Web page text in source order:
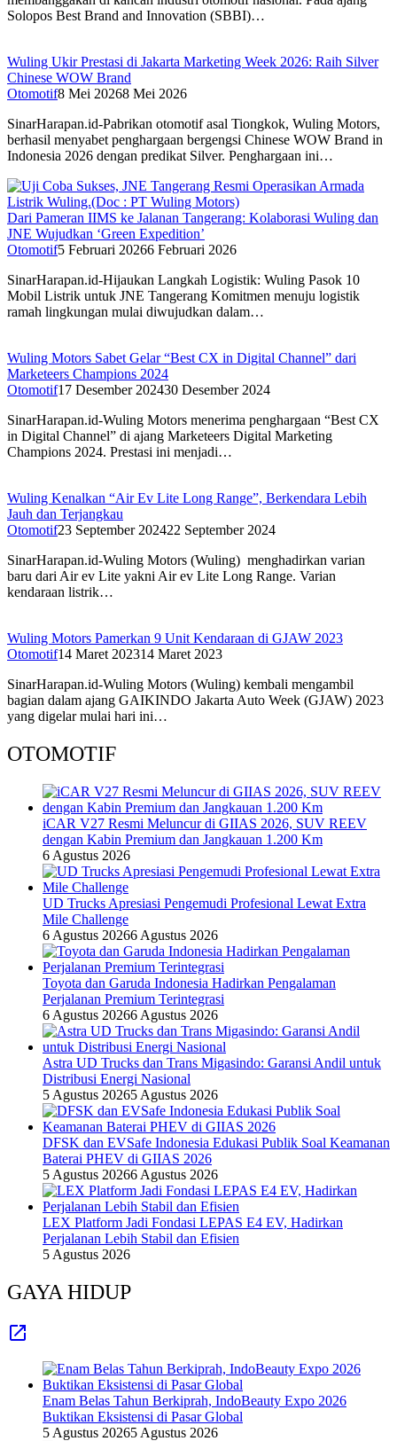
Solopos Best Brand and Innovation (SBBI)…
Wuling Ukir Prestasi di Jakarta Marketing Week 2026: Raih Silver
Chinese WOW Brand
Otomotif8 Mei 20268 Mei 2026
SinarHarapan.id-Pabrikan otomotif asal Tiongkok, Wuling Motors,
berhasil menyabet penghargaan bergengsi Chinese WOW Brand in
Indonesia 2026 dengan predikat Silver. Penghargaan ini…
Dari Pameran IIMS ke Jalanan Tangerang: Kolaborasi Wuling dan
JNE Wujudkan ‘Green Expedition’
Otomotif5 Februari 20266 Februari 2026
SinarHarapan.id-Hijaukan Langkah Logistik: Wuling Pasok 10
Mobil Listrik untuk JNE Tangerang Komitmen menuju logistik
ramah lingkungan mulai diwujudkan dalam…
Wuling Motors Sabet Gelar “Best CX in Digital Channel” dari
Marketeers Champions 2024
Otomotif17 Desember 202430 Desember 2024
SinarHarapan.id-Wuling Motors menerima penghargaan “Best CX
in Digital Channel” di ajang Marketeers Digital Marketing
Champions 2024. Prestasi ini menjadi…
Wuling Kenalkan “Air Ev Lite Long Range”, Berkendara Lebih
Jauh dan Terjangkau
Otomotif23 September 202422 September 2024
SinarHarapan.id-Wuling Motors (Wuling) menghadirkan varian
baru dari Air ev Lite yakni Air ev Lite Long Range. Varian
kendaraan listrik…
Wuling Motors Pamerkan 9 Unit Kendaraan di GJAW 2023
Otomotif14 Maret 202314 Maret 2023
SinarHarapan.id-Wuling Motors (Wuling) kembali mengambil
bagian dalam ajang GAIKINDO Jakarta Auto Week (GJAW) 2023
yang digelar mulai hari ini…
OTOMOTIF
iCAR V27 Resmi Meluncur di GIIAS 2026, SUV REEV
dengan Kabin Premium dan Jangkauan 1.200 Km
6 Agustus 2026
UD Trucks Apresiasi Pengemudi Profesional Lewat Extra
Mile Challenge
6 Agustus 20266 Agustus 2026
Toyota dan Garuda Indonesia Hadirkan Pengalaman
Perjalanan Premium Terintegrasi
6 Agustus 20266 Agustus 2026
Astra UD Trucks dan Trans Migasindo: Garansi Andil untuk
Distribusi Energi Nasional
5 Agustus 20265 Agustus 2026
DFSK dan EVSafe Indonesia Edukasi Publik Soal Keamanan
Baterai PHEV di GIIAS 2026
5 Agustus 20266 Agustus 2026
LEX Platform Jadi Fondasi LEPAS E4 EV, Hadirkan
Perjalanan Lebih Stabil dan Efisien
5 Agustus 2026
GAYA HIDUP
Enam Belas Tahun Berkiprah, IndoBeauty Expo 2026
Buktikan Eksistensi di Pasar Global
5 Agustus 20265 Agustus 2026